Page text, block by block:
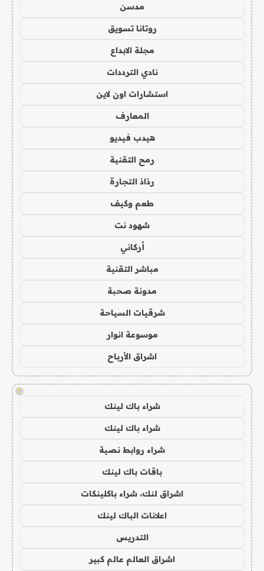
مدسن
روتانا تسويق
مجلة الابداع
نادي الترددات
استشارات اون لاين
المعارف
هيدب فيديو
رمح التقنية
رذاذ التجارة
طعم وكيف
شهود نت
أركاني
مباشر التقنية
مدونة صحبة
شرقيات السياحة
موسوعة انوار
اشراق الأرباح
!
شراء باك لينك
شراء باك لينك
شراء روابط نصية
باقات باك لينك
اشراق لنك، شراء باكلينكات
اعلانات الباك لينك
التدريس
اشراق العالم عالم كبير